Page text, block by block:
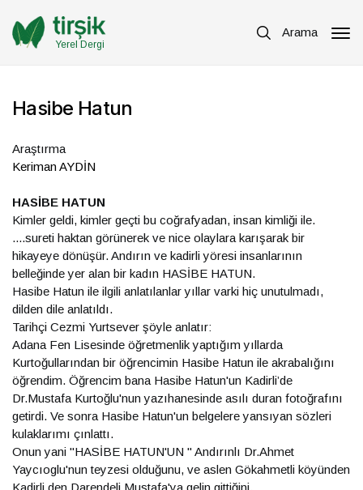
Yerel Dergi
Arama
Hasibe Hatun
Araştırma
Keriman AYDİN
HASİBE HATUN
Kimler geldi, kimler geçti bu coğrafyadan, insan kimliği ile.
....sureti haktan görünerek ve nice olaylara karışarak bir
hikayeye dönüşür. Andırın ve kadirli yöresi insanlarının
belleğinde yer alan bir kadın HASİBE HATUN.
Hasibe Hatun ile ilgili anlatılanlar yıllar varki hiç unutulmadı,
dilden dile anlatıldı.
Tarihçi Cezmi Yurtsever şöyle anlatır:
Adana Fen Lisesinde öğretmenlik yaptığım yıllarda
Kurtoğullarından bir öğrencimin Hasibe Hatun ile akrabalığını
öğrendim. Öğrencim bana Hasibe Hatun'un Kadirli’de
Dr.Mustafa Kurtoğlu'nun yazıhanesinde asılı duran fotoğrafını
getirdi. Ve sonra Hasibe Hatun'un belgelere yansıyan sözleri
kulaklarımı çınlattı.
Onun yani "HASİBE HATUN'UN " Andırınlı Dr.Ahmet
Yaycıoglu'nun teyzesi olduğunu, ve aslen Gökahmetli köyünden
Kadirli den Darendeli Mustafa'ya gelin gittiğini,